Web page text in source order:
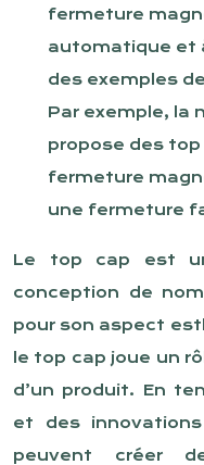
fermeture
automatique et
des exemples
Par exemple, la
propose des
fermeture
une fermeture
Le top cap est
conception de
pour son aspect
le top cap joue un
d’un produit. En
et des
peuvent créer